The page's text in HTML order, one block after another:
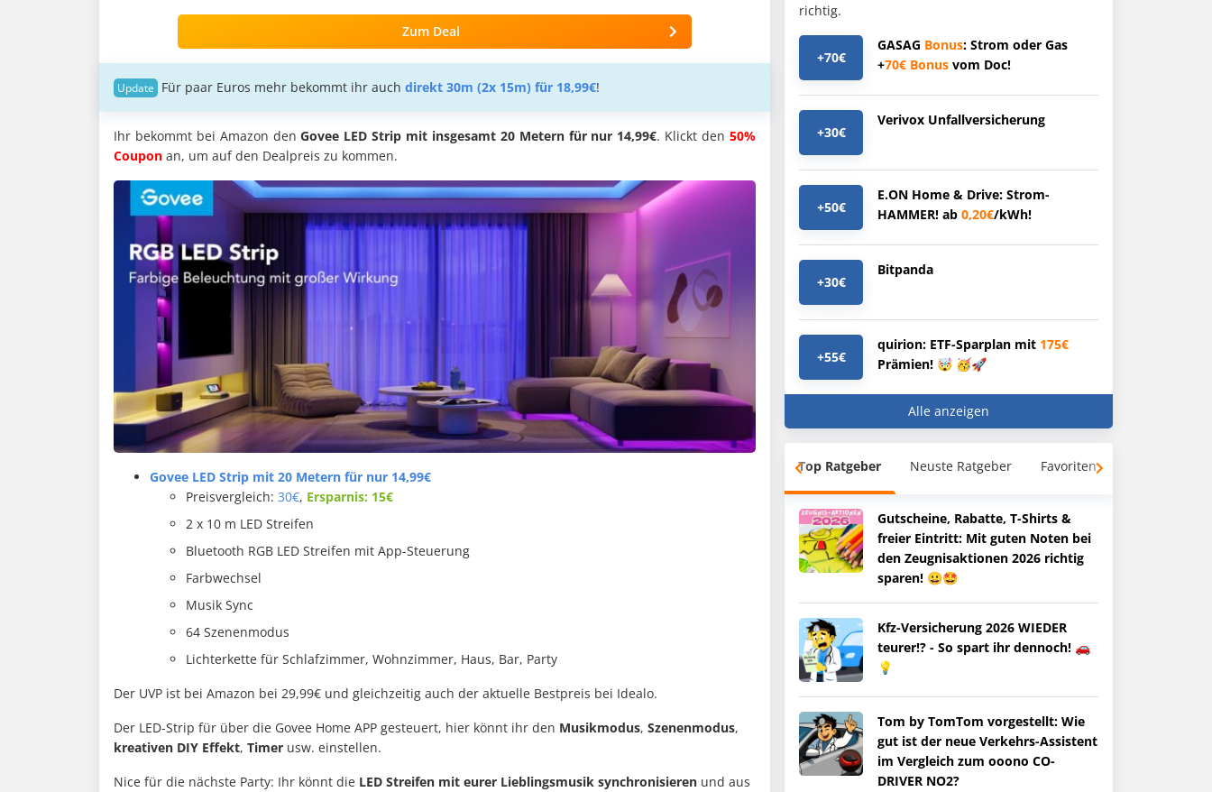
Zum Deal
Für paar Euros mehr bekommt ihr auch direkt 30m (2x 15m) für 18,99€!
Ihr bekommt bei Amazon denGovee LED Strip mit insgesamt 20 Metern für nur 14,99€. Klickt den 50%
Coupon an, um auf den Dealpreis zu kommen.
Govee LED Strip mit 20 Metern für nur 14,99€
Preisvergleich: 30€, Ersparnis: 15€
2 x 10 m LED Streifen
Bluetooth RGB LED Streifen mit App-Steuerung
Farbwechsel
Musik Sync
64 Szenenmodus
Lichterkette für Schlafzimmer, Wohnzimmer, Haus, Bar, Party
Der UVP ist bei Amazon bei 29,99€ und gleichzeitig auch der aktuelle Bestpreis bei Idealo.
Der LED-Strip für über die Govee Home APP gesteuert, hier könnt ihr den Musikmodus, Szenenmodus,
kreativen DIY Effekt, Timer usw. einstellen.
Nice für die nächste Party: Ihr könnt die LED Streifen mit eurer Lieblingsmusik synchronisieren und aus
richtig.
+70€
GASAG Bonus: Strom oder Gas
+70€ Bonus vom Doc!
+30€
Verivox Unfallversicherung
+50€
E.ON Home & Drive: Strom-
HAMMER! ab 0,20€/kWh!
+30€
Bitpanda
+55€
quirion: ETF-Sparplan mit 175€
Prämien! 🤯 🥳🚀
Alle anzeigen
Top Ratgeber Neuste Ratgeber Favoriten
Gutscheine, Rabatte, T-Shirts &
freier Eintritt: Mit guten Noten bei
den Zeugnisaktionen 2026 richtig
sparen! 😀🤩
Kfz-Versicherung 2026 WIEDER
teurer!? - So spart ihr dennoch! 🚗
💡
Tom by TomTom vorgestellt: Wie
gut ist der neue Verkehrs-Assistent
im Vergleich zum ooono CO-
DRIVER NO2?